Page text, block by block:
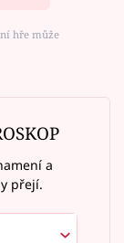
hře může
a
přejí.